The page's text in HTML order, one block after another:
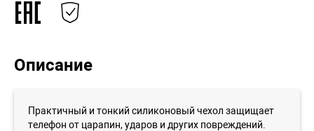
Описание
Практичный и тонкий силиконовый чехол защищает
телефон от царапин, ударов и других повреждений.